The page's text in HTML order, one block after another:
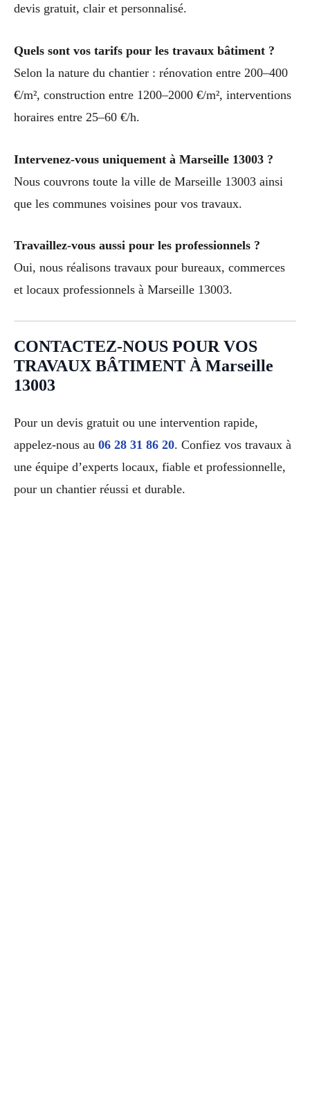
devis gratuit, clair et personnalisé.
Quels sont vos tarifs pour les travaux bâtiment ?
Selon la nature du chantier : rénovation entre 200–400
€/m², construction entre 1200–2000 €/m², interventions
horaires entre 25–60 €/h.
Intervenez-vous uniquement à Marseille 13003 ?
Nous couvrons toute la ville de Marseille 13003 ainsi
que les communes voisines pour vos travaux.
Travaillez-vous aussi pour les professionnels ?
Oui, nous réalisons travaux pour bureaux, commerces
et locaux professionnels à Marseille 13003.
CONTACTEZ-NOUS POUR VOS
TRAVAUX BÂTIMENT À Marseille
13003
Pour un devis gratuit ou une intervention rapide,
appelez-nous au 06 28 31 86 20. Confiez vos travaux à
une équipe d’experts locaux, fiable et professionnelle,
pour un chantier réussi et durable.